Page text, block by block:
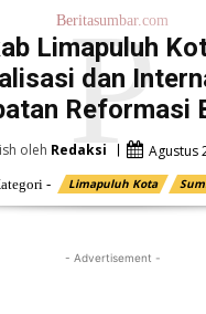
Beritasumbar.com
Limapuluh
dan
Reformasi
P
oleh Redaksi Agustus
- Limapuluh Kota
- Advertisement -